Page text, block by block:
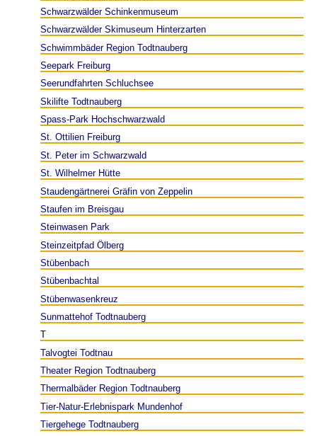
Schwarzwälder Schinkenmuseum
Schwarzwälder Skimuseum Hinterzarten
Schwimmbäder Region Todtnauberg
Seepark Freiburg
Seerundfahrten Schluchsee
Skilifte Todtnauberg
Spass-Park Hochschwarzwald
St. Ottilien Freiburg
St. Peter im Schwarzwald
St. Wilhelmer Hütte
Staudengärtnerei Gräfin von Zeppelin
Staufen im Breisgau
Steinwasen Park
Steinzeitpfad Ölberg
Stübenbach
Stübenbachtal
Stübenwasenkreuz
Sunmattehof Todtnauberg
T
Talvogtei Todtnau
Theater Region Todtnauberg
Thermalbäder Region Todtnauberg
Tier-Natur-Erlebnispark Mundenhof
Tiergehege Todtnauberg